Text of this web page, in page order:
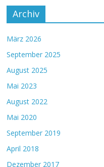
Archiv
März 2026
September 2025
August 2025
Mai 2023
August 2022
Mai 2020
September 2019
April 2018
Dezember 2017